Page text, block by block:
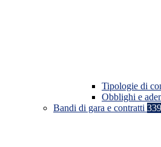
Tipologie di
Obblighi e
Bandi di gara e contratti 339